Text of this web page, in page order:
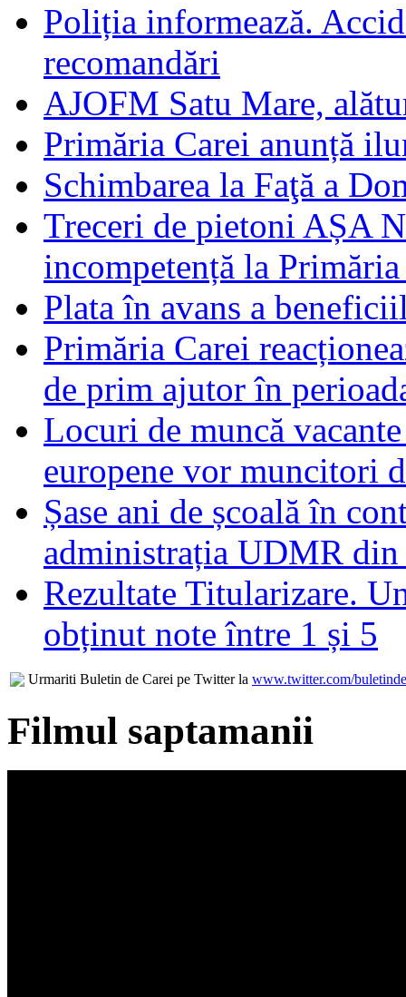
Poliția informează.
recomandări
AJOFM Satu Mare,
Primăria Carei anunță
Schimbarea la Faţă a
Treceri de pietoni AȘA
incompetență la
Plata în avans a
Primăria Carei
de prim ajutor în
Locuri de muncă
europene vor muncitori
Șase ani de școală în
administrația UDMR din
Rezultate Titularizare.
obținut note între 1 și 5
Urmariti Buletin de Carei pe Twitter la www.twitter.com/
Filmul saptamanii